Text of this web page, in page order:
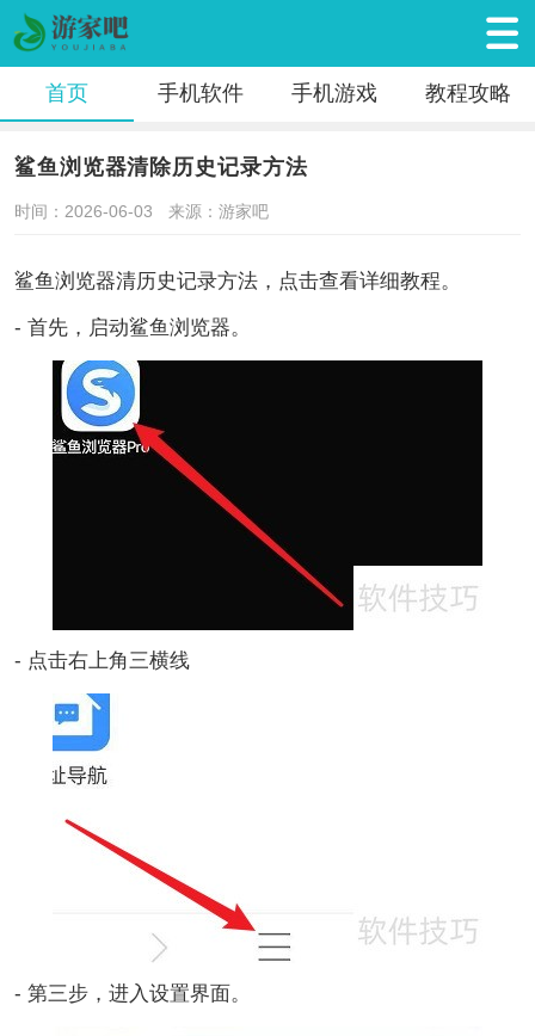
首页 手机软件 手机游戏 教程攻略
鲨鱼浏览器清除历史记录方法
时间：2026-06-03 来源：游家吧
鲨鱼浏览器清历史记录方法，点击查看详细教程。
- 首先，启动鲨鱼浏览器。
- 点击右上角三横线
- 第三步，进入设置界面。